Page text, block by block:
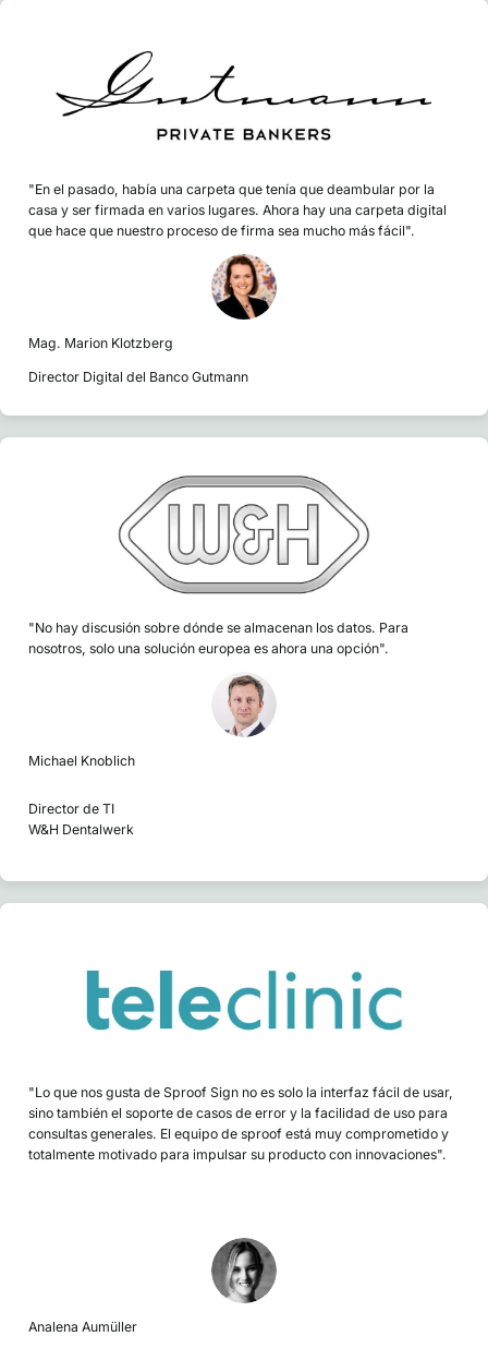
"En el pasado, había una carpeta que tenía que deambular por la
casa y ser firmada en varios lugares. Ahora hay una carpeta digital
que hace que nuestro proceso de firma sea mucho más fácil".
Mag. Marion Klotzberg
Director Digital del Banco Gutmann
"No hay discusión sobre dónde se almacenan los datos. Para
nosotros, solo una solución europea es ahora una opción".
Michael Knoblich
Director de TI
W&H Dentalwerk
"Lo que nos gusta de Sproof Sign no es solo la interfaz fácil de usar,
sino también el soporte de casos de error y la facilidad de uso para
consultas generales. El equipo de sproof está muy comprometido y
totalmente motivado para impulsar su producto con innovaciones".
Analena Aumüller